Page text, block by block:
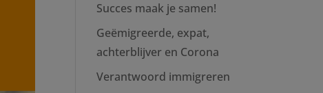
Succes maak je samen!
Geëmigreerde, expat,
achterblijver en Corona
Verantwoord immigreren